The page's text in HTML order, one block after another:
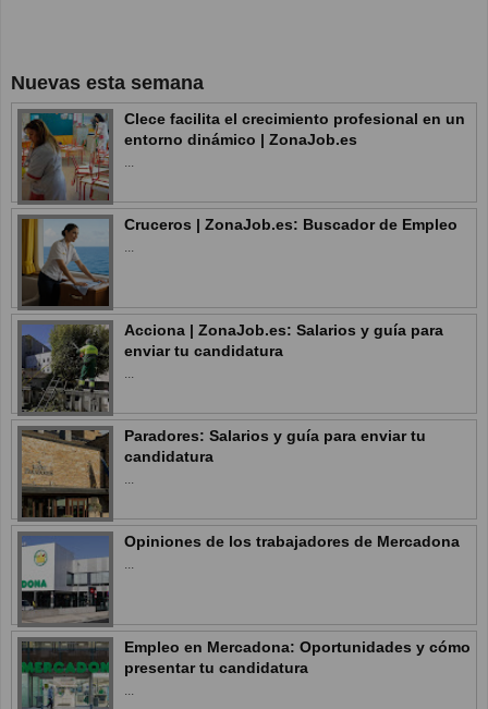
Nuevas esta semana
Clece facilita el crecimiento profesional en un
entorno dinámico | ZonaJob.es
...
Cruceros | ZonaJob.es: Buscador de Empleo
...
Acciona | ZonaJob.es: Salarios y guía para
enviar tu candidatura
...
Paradores: Salarios y guía para enviar tu
candidatura
...
Opiniones de los trabajadores de Mercadona
...
Empleo en Mercadona: Oportunidades y cómo
presentar tu candidatura
...